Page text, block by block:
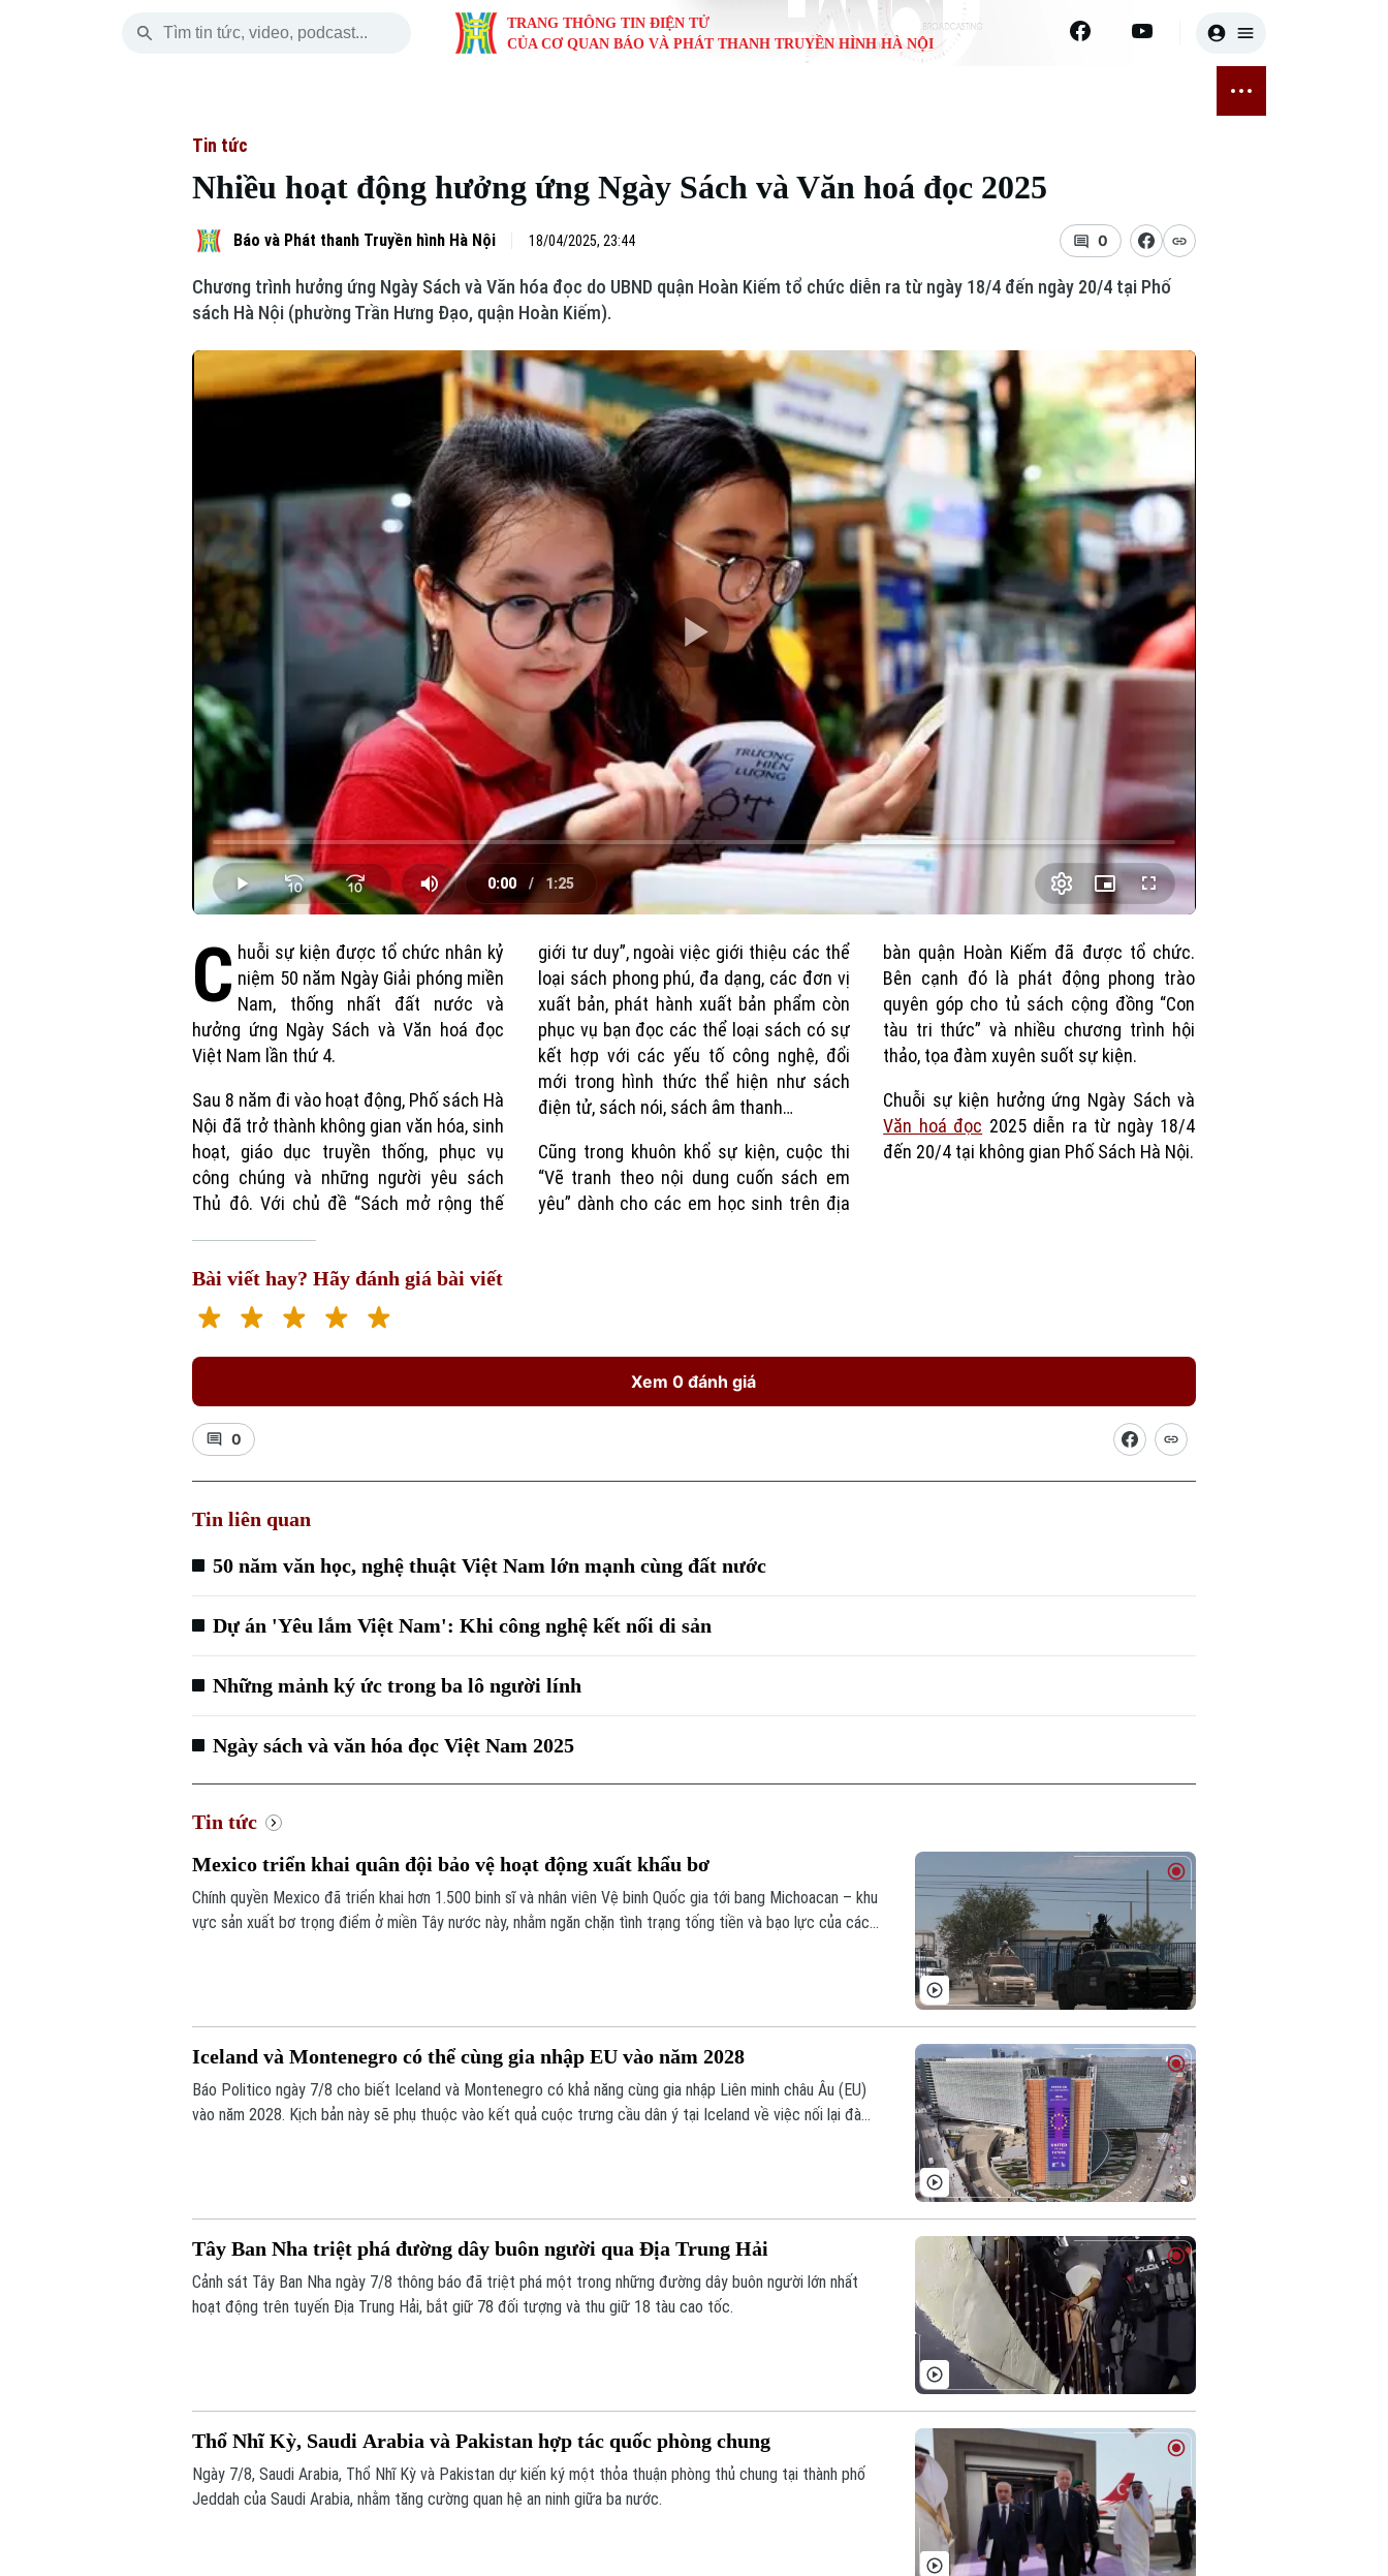
TRANG THÔNG TIN ĐIỆN TỬ
CỦA CƠ QUAN BÁO VÀ PHÁT THANH TRUYỀN HÌNH HÀ NỘI
Chính trị
Xã hội
An ninh trật tự
Người Hà Nội
Khoảnh khắc Hà Nội
Ẩm thực
Quân sự
Hồ sơ
Người Việt 4 phương
Cafe sáng
Tài chính Ngân hàng
Doanh nghiệp
Đầu tư
Căn hộ
Đất đai
Tàu
Xe máy
Thị trường
Tuyển sinh Làng nghề Dinh dưỡng Quần vợt Sao
Điện ảnh
Thời trang
Tin tức
Nhiều hoạt động hưởng ứng Ngày Sách và Văn hoá đọc 2025
Báo và Phát thanh Truyền hình Hà Nội 18/04/2025, 23:44 0
Chương trình hưởng ứng Ngày Sách và Văn hóa đọc do UBND quận Hoàn Kiếm tổ chức diễn ra từ ngày 18/4 đến ngày 20/4 tại Phố
sách Hà Nội (phường Trần Hưng Đạo, quận Hoàn Kiếm).
Play
Video
Loaded:
0.00%
Play Mute
Current
Time
0:00
/
Duration
1:25
Picture-
in-
Fullscreen
C huỗi sự kiện được tổ chức nhân kỷ
niệm 50 năm Ngày Giải phóng miền
Nam, thống nhất đất nước và
hưởng ứng Ngày Sách và Văn hoá đọc
Việt Nam lần thứ 4.
Sau 8 năm đi vào hoạt động, Phố sách Hà
Nội đã trở thành không gian văn hóa, sinh
hoạt, giáo dục truyền thống, phục vụ
công chúng và những người yêu sách
Thủ đô. Với chủ đề “Sách mở rộng thế
giới tư duy”, ngoài việc giới thiệu các thể
loại sách phong phú, đa dạng, các đơn vị
xuất bản, phát hành xuất bản phẩm còn
phục vụ bạn đọc các thể loại sách có sự
kết hợp với các yếu tố công nghệ, đổi
mới trong hình thức thể hiện như sách
điện tử, sách nói, sách âm thanh…
Cũng trong khuôn khổ sự kiện, cuộc thi
“Vẽ tranh theo nội dung cuốn sách em
yêu” dành cho các em học sinh trên địa
bàn quận Hoàn Kiếm đã được tổ chức.
Bên cạnh đó là phát động phong trào
quyên góp cho tủ sách cộng đồng “Con
tàu tri thức” và nhiều chương trình hội
thảo, tọa đàm xuyên suốt sự kiện.
Chuỗi sự kiện hưởng ứng Ngày Sách và
Văn hoá đọc 2025 diễn ra từ ngày 18/4
đến 20/4 tại không gian Phố Sách Hà Nội.
Bài viết hay? Hãy đánh giá bài viết
Xem 0 đánh giá
0
Tin liên quan
50 năm văn học, nghệ thuật Việt Nam lớn mạnh cùng đất nước
Dự án 'Yêu lắm Việt Nam': Khi công nghệ kết nối di sản
Những mảnh ký ức trong ba lô người lính
Ngày sách và văn hóa đọc Việt Nam 2025
Tin tức
Mexico triển khai quân đội bảo vệ hoạt động xuất khẩu bơ
Chính quyền Mexico đã triển khai hơn 1.500 binh sĩ và nhân viên Vệ binh Quốc gia tới bang Michoacan – khu
vực sản xuất bơ trọng điểm ở miền Tây nước này, nhằm ngăn chặn tình trạng tống tiền và bạo lực của các
Iceland và Montenegro có thể cùng gia nhập EU vào năm 2028
Báo Politico ngày 7/8 cho biết Iceland và Montenegro có khả năng cùng gia nhập Liên minh châu Âu (EU)
vào năm 2028. Kịch bản này sẽ phụ thuộc vào kết quả cuộc trưng cầu dân ý tại Iceland về việc nối lại đàm
Tây Ban Nha triệt phá đường dây buôn người qua Địa Trung Hải
Cảnh sát Tây Ban Nha ngày 7/8 thông báo đã triệt phá một trong những đường dây buôn người lớn nhất
hoạt động trên tuyến Địa Trung Hải, bắt giữ 78 đối tượng và thu giữ 18 tàu cao tốc.
Thổ Nhĩ Kỳ, Saudi Arabia và Pakistan hợp tác quốc phòng chung
Ngày 7/8, Saudi Arabia, Thổ Nhĩ Kỳ và Pakistan dự kiến ký một thỏa thuận phòng thủ chung tại thành phố
Jeddah của Saudi Arabia, nhằm tăng cường quan hệ an ninh giữa ba nước.